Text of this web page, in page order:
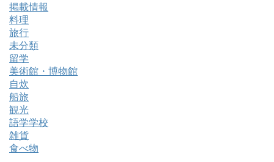
掲載情報
料理
旅行
未分類
留学
美術館・博物館
自炊
船旅
観光
語学学校
雑貨
食べ物